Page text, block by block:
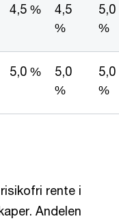
4,5 %
4,5
%
5,0
%
5,0 %
5,0
%
5,0
%
rente i
Andelen